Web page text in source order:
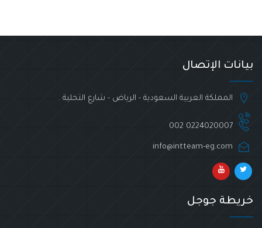
بيانات الإتصال
المملكة العربية السعودية - الرياض - شارع التحلية .
002 0224020007
info@intteam-eg.com
خريطة جوجل